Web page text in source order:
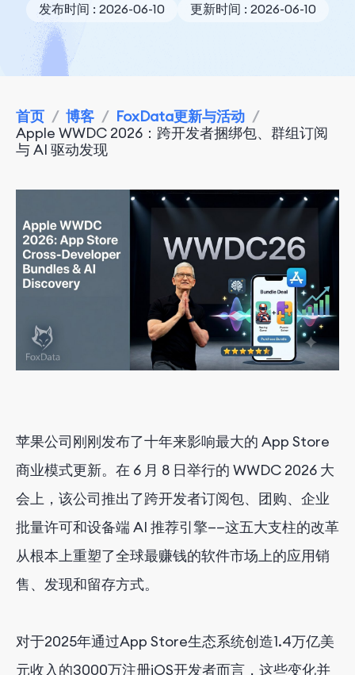
发布时间 : 2026-06-10 更新时间 : 2026-06-10
首页 / 博客 / FoxData更新与活动 /
Apple WWDC 2026：跨开发者捆绑包、群组订阅
与 AI 驱动发现
苹果公司刚刚发布了十年来影响最大的 App Store
商业模式更新。在 6 月 8 日举行的 WWDC 2026 大
会上，该公司推出了跨开发者订阅包、团购、企业
批量许可和设备端 AI 推荐引擎——这五大支柱的改革
从根本上重塑了全球最赚钱的软件市场上的应用销
售、发现和留存方式。
对于2025年通过App Store生态系统创造1.4万亿美
元收入的3000万注册iOS开发者而言，这些变化并